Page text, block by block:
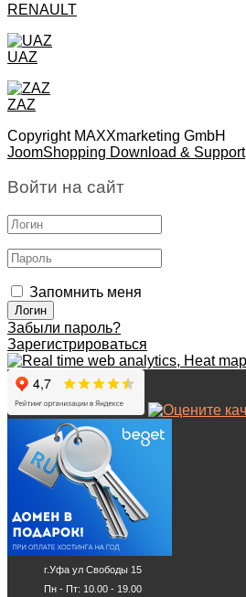
RENAULT
UAZ
ZAZ
Copyright MAXXmarketing GmbH
JoomShopping Download & Support
Войти на сайт
Запомнить меня
Забыли пароль?
Зарегистрироваться
г.Уфа ул Свободы 15
Пн - Пт: 10.00 - 19.00